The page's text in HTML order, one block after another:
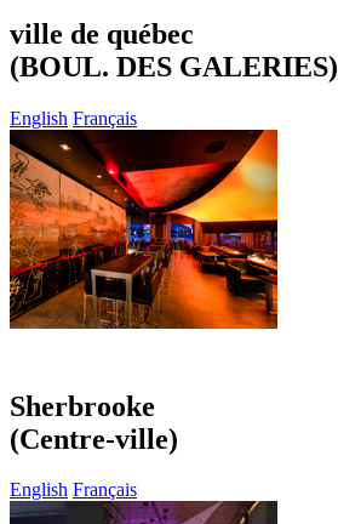
ville de québec
(BOUL. DES GALERIES)
English Français
Sherbrooke
(Centre-ville)
English Français